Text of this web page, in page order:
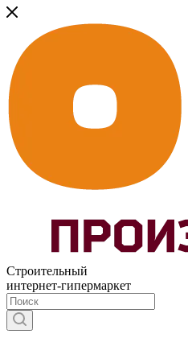
Строительный
интернет-гипермаркет